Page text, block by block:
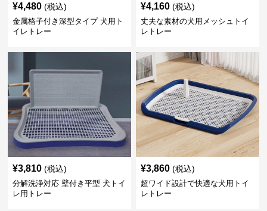
¥4,480 (税込)
金属格子付き深型タイプ 犬用ト
イレトレー
¥4,160 (税込)
丈夫な素材の犬用メッシュトイ
レトレー
¥3,810 (税込)
分解洗浄対応 壁付き平型 犬トイ
レ用トレー
¥3,860 (税込)
超ワイド設計で快適な犬用トイ
レトレー